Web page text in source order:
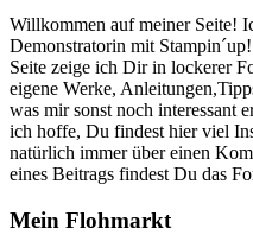
Willkommen auf meiner Seite!
Demonstratorin mit
Seite zeige ich Dir in lockerer
eigene Werke,
was mir sonst noch interessant
ich hoffe, Du findest hier viel
natürlich immer über einen
eines Beitrags findest Du das
Mein Flohmarkt